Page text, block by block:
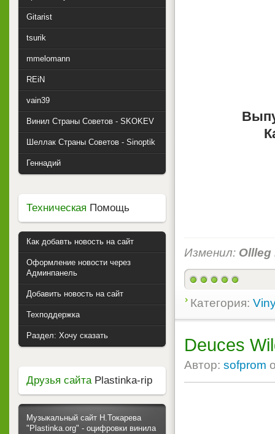
Изменил: Ollleg
Категория:
Deuces
Автор: sofprom
Gitarist
tsurik
mmelomann
REiN
vain39
Винил Страны Советов - SKOKEV
Шеллак Страны Советов - Sinoptik
Геннадий
Техническая Помощь
Как добавть новость на сайт
Оформление новости через
Админпанель
Добавить новость на сайт
Техподдержка
Раздел: Хочу сказать
Друзья сайтаPlastinka-rip
Музыкальный сайт Н.Токарева
"Plastinka.org" - оцифровки винила